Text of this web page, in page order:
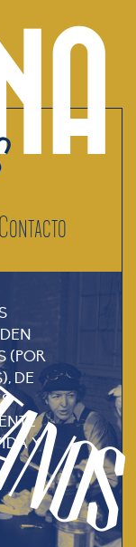
Contacto
(POR
DE
Y